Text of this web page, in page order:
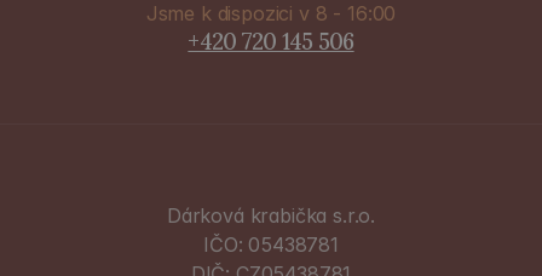
Jsme k dispozici v 8 - 16:00
+420 720 145 506
Dárková krabička s.r.o.
IČO: 05438781